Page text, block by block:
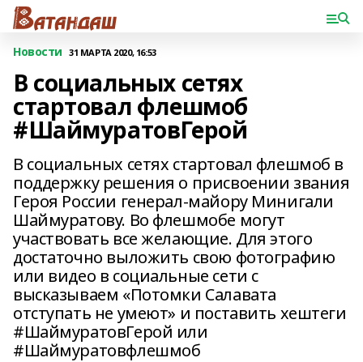
Новости 31 МАРТА 2020, 16:53
В социальных сетях
стартовал флешмоб
#ШаймуратовГерой
В социальных сетях стартовал флешмоб в
поддержку решения о присвоении звания
Героя России генерал-майору Минигали
Шаймуратову. Во флешмобе могут
участвовать все желающие. Для этого
достаточно выложить свою фотографию
или видео в социальные сети с
высказываем «Потомки Салавата
отступать не умеют» и поставить хештеги
#ШаймуратовГерой или
#Шаймуратовфлешмоб